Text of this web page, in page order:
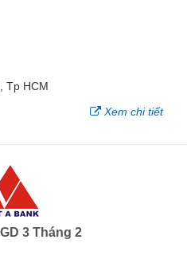
Tp HCM
Xem chi tiết
3 Tháng 2